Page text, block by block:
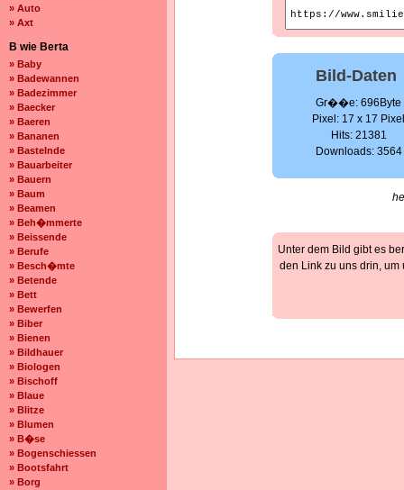
» Auto
» Axt
B wie Berta
» Baby
» Badewannen
» Badezimmer
» Baecker
» Baeren
» Bananen
» Bastelnde
» Bauarbeiter
» Bauern
» Baum
» Beamen
» Beh�mmerte
» Beissende
» Berufe
» Besch�mte
» Betende
» Bett
» Bewerfen
» Biber
» Bienen
» Bildhauer
» Biologen
» Bischoff
» Blaue
» Blitze
» Blumen
» B�se
» Bogenschiessen
» Bootsfahrt
» Borg
Bild-Daten
Gr��e: 696Byte
Pixel: 17 x 17
Hits: 21381
Downloads: 3564
Unter dem Bild gibt es
den Link zu uns drin,